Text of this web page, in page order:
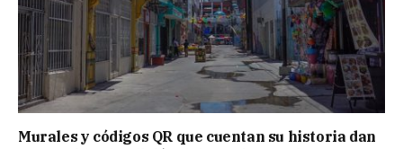
Murales y códigos QR que cuentan su historia dan